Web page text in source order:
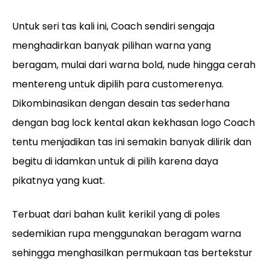
Untuk seri tas kali ini, Coach sendiri sengaja
menghadirkan banyak pilihan warna yang
beragam, mulai dari warna bold, nude hingga cerah
mentereng untuk dipilih para customerenya.
Dikombinasikan dengan desain tas sederhana
dengan bag lock kental akan kekhasan logo Coach
tentu menjadikan tas ini semakin banyak dilirik dan
begitu di idamkan untuk di pilih karena daya
pikatnya yang kuat.
Terbuat dari bahan kulit kerikil yang di poles
sedemikian rupa menggunakan beragam warna
sehingga menghasilkan permukaan tas bertekstur